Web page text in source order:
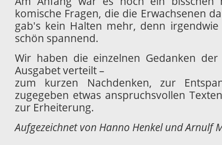
komische Fragen, die die Erwachsenen
gab's kein Halten mehr, denn
schön spannend.
Wir haben die einzelnen Gedanken
Ausgabet verteilt –
zum kurzen Nachdenken, zur
zugegeben etwas anspruchsvollen
zur Erheiterung.
Aufgezeichnet von Hanno Henkel und Arnulf